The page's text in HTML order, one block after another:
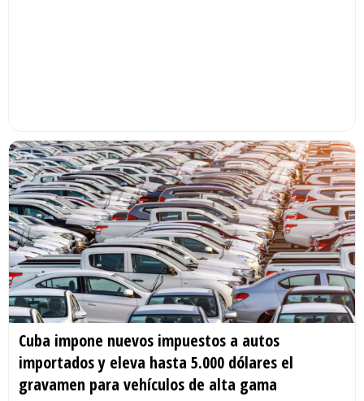
Cuba impone nuevos impuestos a autos
importados y eleva hasta 5.000 dólares el
gravamen para vehículos de alta gama